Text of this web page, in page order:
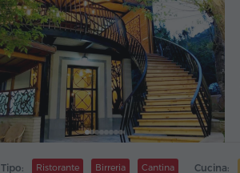
Tipo: Ristorante Birreria Cantina Cucina: